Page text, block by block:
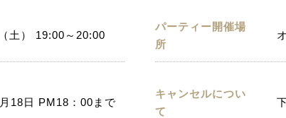
土） 19:00～20:00
パーティー開催場
所
18日 PM18：00まで
キャンセルについ
て